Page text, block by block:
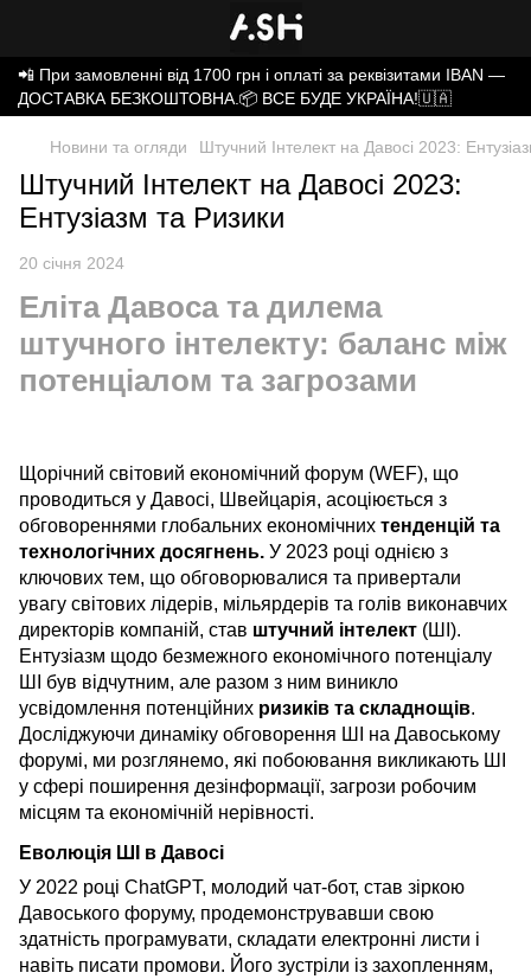
📲 При замовленні від 1700 грн і оплаті за реквізитами IBAN —
ДОСТАВКА БЕЗКОШТОВНА.📦 ВСЕ БУДЕ УКРАЇНА!🇺🇦
Новини та огляди Штучний Інтелект на Давосі 2023:
Штучний Інтелект на Давосі 2023:
Ентузіазм та Ризики
20 січня 2024
Еліта Давоса та дилема
штучного інтелекту: баланс між
потенціалом та загрозами
Щорічний світовий економічний форум (WEF), що
проводиться у Давосі, Швейцарія, асоціюється з
обговореннями глобальних економічних тенденцій та
технологічних досягнень. У 2023 році однією з
ключових тем, що обговорювалися та привертали
увагу світових лідерів, мільярдерів та голів виконавчих
директорів компаній, став штучний інтелект (ШІ).
Ентузіазм щодо безмежного економічного потенціалу
ШІ був відчутним, але разом з ним виникло
усвідомлення потенційних ризиків та складнощів.
Досліджуючи динаміку обговорення ШІ на Давоському
форумі, ми розглянемо, які побоювання викликають ШІ
у сфері поширення дезінформації, загрози робочим
місцям та економічній нерівності.
Еволюція ШІ в Давосі
У 2022 році ChatGPT, молодий чат-бот, став зіркою
Давоського форуму, продемонструвавши свою
здатність програмувати, складати електронні листи і
навіть писати промови. Його зустріли із захопленням,